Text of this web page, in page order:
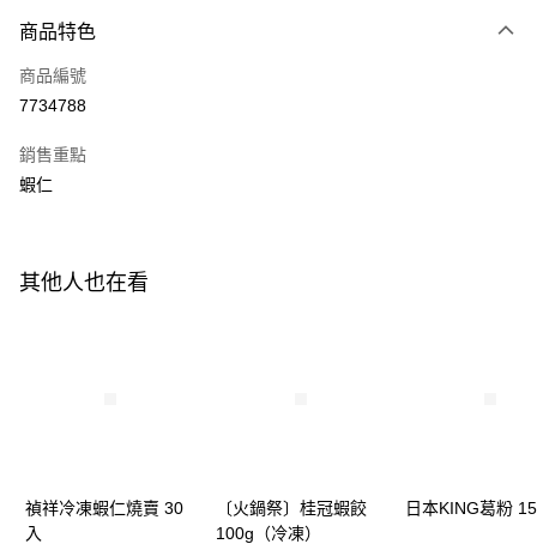
信用卡一次付款
LINE Pay
悠遊付
全盈+PAY
每筆NT$200，滿NT$2,500(含以上)免運費
商品特色
商品編號
7734788
銷售重點
蝦仁
其他人也在看
禎祥冷凍蝦仁燒賣 30
入
〔火鍋祭〕桂冠蝦餃
100g（冷凍）
日本KING葛粉